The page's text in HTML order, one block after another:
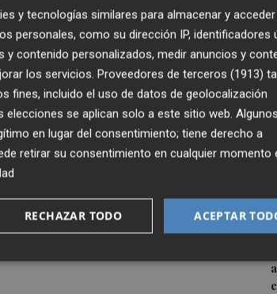
1
2
la llegada de más turistas
importante para la Región en
ofrecerá aproximadamente
y agosto.
. Cabe recordar que Volotea
Los viajes con la capital del
mientras que en el caso
decidido por renovarlo porque,
y facilita su enlace con otras
y tecnologías similares para almacenar y
personales, como su dirección IP, identificadores
contenido personalizados, medir anuncios y
los servicios. Proveedores de terceros (1913)
fines, incluido el uso de datos de geolocalización
se aplican solo a este sitio web. Algunos
en lugar del consentimiento; tiene derecho a
retirar su consentimiento en cualquier momento
ACEPTAR
RECHAZAR TODO